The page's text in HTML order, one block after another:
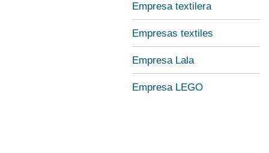
Empresa textilera
Empresas textiles
Empresa Lala
Empresa LEGO